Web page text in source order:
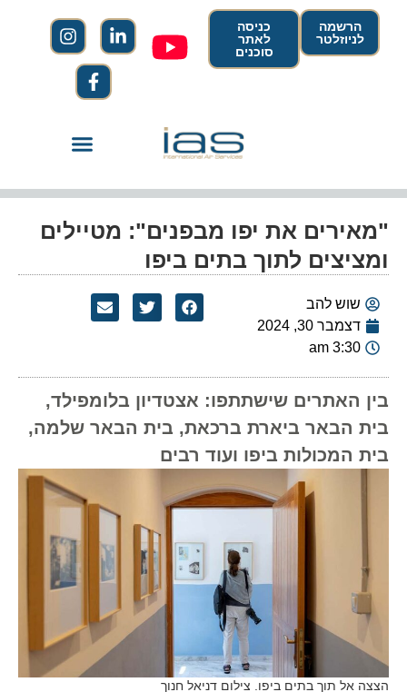
הרשמה
לניוזלטר
כניסה
לאתר
סוכנים
"מאירים את יפו מבפנים": מטיילים
ומציצים לתוך בתים ביפו
שוש להב
דצמבר 30, 2024
3:30 am
בין האתרים שישתתפו: אצטדיון בלומפילד,
בית הבאר ביארת ברכאת, בית הבאר שלמה,
בית המכולות ביפו ועוד רבים
הצצה אל תוך בתים ביפו. צילום דניאל חנוך